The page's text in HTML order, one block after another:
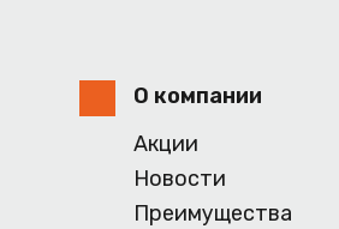
О компании
Акции
Новости
Преимущества